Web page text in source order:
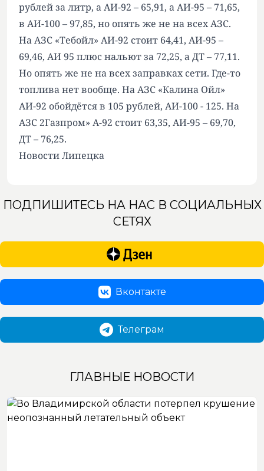
рублей за литр, а АИ-92 – 65,91, а АИ-95 – 71,65,
в АИ-100 – 97,85, но опять же не на всех АЗС.
На АЗС «Тебойл» АИ-92 стоит 64,41, АИ-95 –
69,46, АИ 95 плюс нальют за 72,25, а ДТ – 77,11.
Но опять же не на всех заправках сети. Где-то
топлива нет вообще. На АЗС «Калина Ойл»
АИ-92 обойдётся в 105 рублей, АИ-100 - 125. На
АЗС 2Газпром» А-92 стоит 63,35, АИ-95 – 69,70,
ДТ – 76,25.
Новости Липецка
ПОДПИШИТЕСЬ НА НАС В СОЦИАЛЬНЫХ
СЕТЯХ
Вконтакте
Телеграм
ГЛАВНЫЕ НОВОСТИ